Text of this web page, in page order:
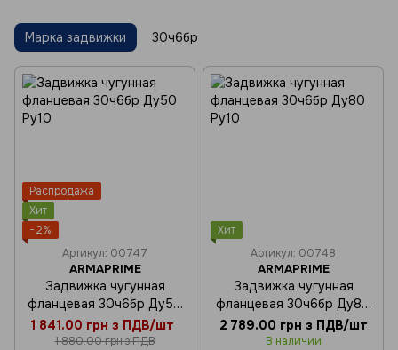
Марка задвижки 30ч6бр
Распродажа
Хит
−2%
Артикул: 00747
ARMAPRIME
Задвижка чугунная
фланцевая 30ч6бр Ду50
Ру10
1 841.00 грн з ПДВ/шт
1 880.00 грн з ПДВ
Хит
Артикул: 00748
ARMAPRIME
Задвижка чугунная
фланцевая 30ч6бр Ду80
Ру10
2 789.00 грн з ПДВ/шт
В наличии